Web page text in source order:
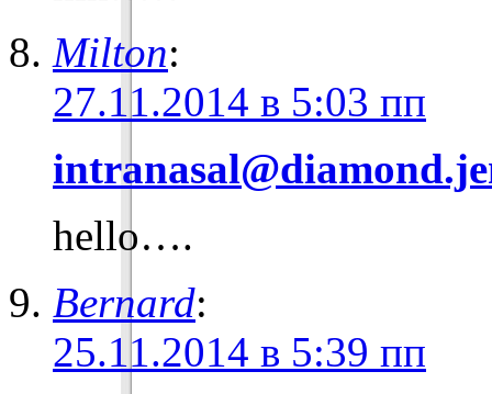
Milton:
27.11.2014 в 5:03 пп
hello….
Bernard:
25.11.2014 в 5:39 пп